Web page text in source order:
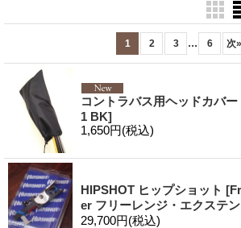
1 2 3 ... 6 次»
コントラバス用ヘッドカバー
1 BK]
1,650円(税込)
HIPSHOT ヒップショット
er フリーレンジ・エクステ
29,700円(税込)